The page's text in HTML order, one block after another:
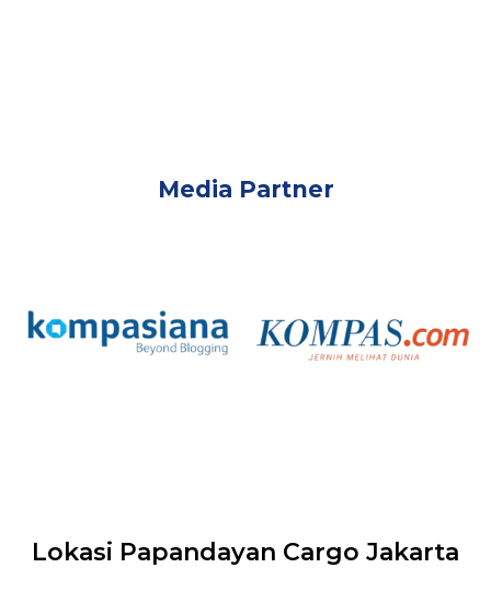
Media Partner
Lokasi Papandayan Cargo Jakarta